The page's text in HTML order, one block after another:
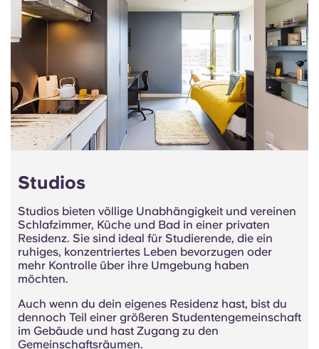
Studios
Studios bieten völlige Unabhängigkeit und vereinen
Schlafzimmer, Küche und Bad in einer privaten
Residenz. Sie sind ideal für Studierende, die ein
ruhiges, konzentriertes Leben bevorzugen oder
mehr Kontrolle über ihre Umgebung haben
möchten.
Auch wenn du dein eigenes Residenz hast, bist du
dennoch Teil einer größeren Studentengemeinschaft
im Gebäude und hast Zugang zu den
Gemeinschaftsräumen.